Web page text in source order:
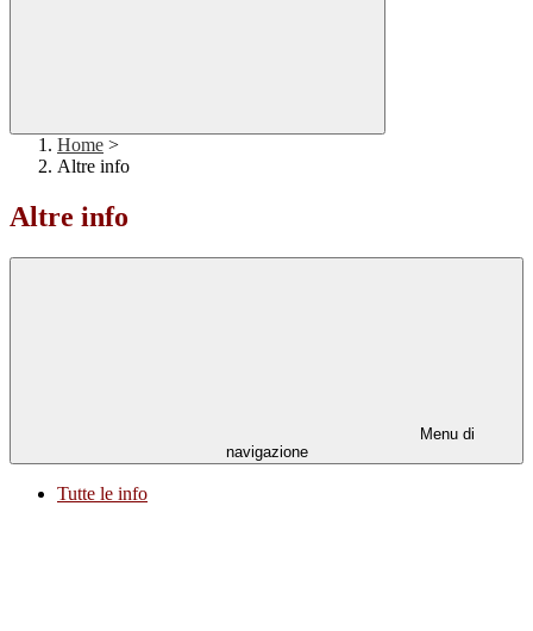
Home >
Altre info
Altre info
Menu di
navigazione
Tutte le info